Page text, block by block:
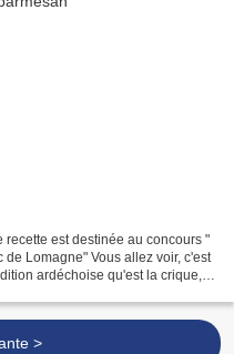
recette est destinée au concours "
Lomagne" Vous allez voir, c'est
ardéchoise qu'est la crique,
>